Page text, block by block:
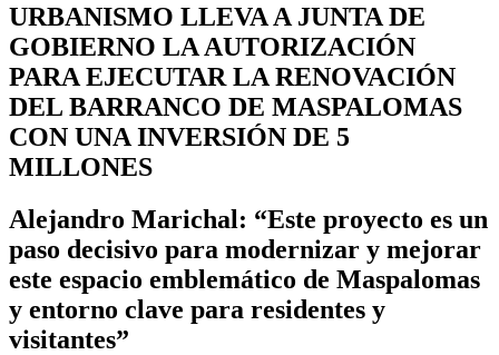
URBANISMO LLEVA A JUNTA DE
GOBIERNO LA AUTORIZACIÓN
PARA EJECUTAR LA RENOVACIÓN
DEL BARRANCO DE MASPALOMAS
CON UNA INVERSIÓN DE 5
MILLONES
Alejandro Marichal: “Este proyecto es un
paso decisivo para modernizar y mejorar
este espacio emblemático de Maspalomas
y entorno clave para residentes y
visitantes”